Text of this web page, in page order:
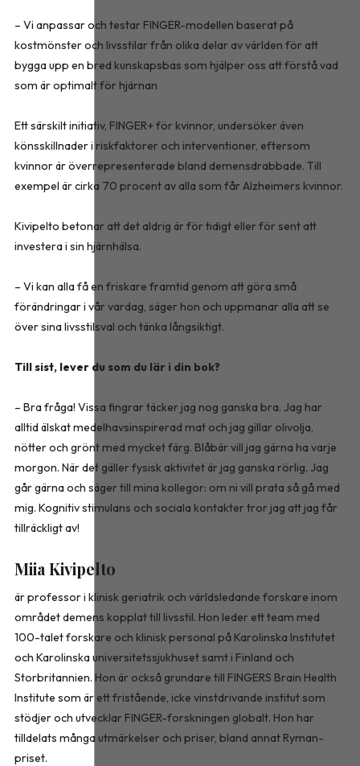
– Vi anpassar och testar FINGER-modellen baserat på
kostmönster och livsstilar från olika delar av världen för att
bygga upp en bred kunskapsbas som hjälper oss att förstå vad
som är optimalt för hjärnan
Ett särskilt initiativ, FINGER+ för kvinnor, undersöker även
könsskillnader i riskfaktorer och interventioner, eftersom
kvinnor är överrepresenterade bland demensdrabbade. Till
exempel är cirka 70 procent av alla som får Alzheimers kvinnor.
Kivipelto betonar att det aldrig är för tidigt eller för sent att
investera i sin hjärnhälsa.
– Vi kan alla få en friskare framtid genom att göra små
förändringar i vår vardag, säger hon och uppmanar alla att se
över sina livsstilsval och tänka långsiktigt.
Till sist, lever du som du lär i din bok?
– Bra fråga! Vissa fingrar täcker jag nog ganska bra. Jag har
alltid älskat medelhavsinspirerad mat och jag gillar olivolja,
nötter och grönt med mycket färg. Blåbär vill jag gärna ha varje
morgon. När det gäller fysisk aktivitet är jag ganska rörlig. Jag
går gärna och säger till mina kollegor: om ni vill prata så gå med
mig. Kognitiv stimulans och sociala kontakter tror jag att jag får
tillräckligt av!
Miia Kivipelto
är professor i klinisk geriatrik och världsledande forskare inom
området demens kopplat till livsstil. Hon leder ett team med
100-talet forskare och klinisk personal på Karolinska Institutet
och Karolinska universitetssjukhuset samt i Finland och
Storbritannien. Hon är också grundare till FINGERS Brain Health
Institute som är ett fristående, icke vinst­drivande institut som
stödjer och utvecklar FINGER-forskningen globalt. Hon har
tilldelats många utmärkelser och priser, bland annat Ryman-
priset.